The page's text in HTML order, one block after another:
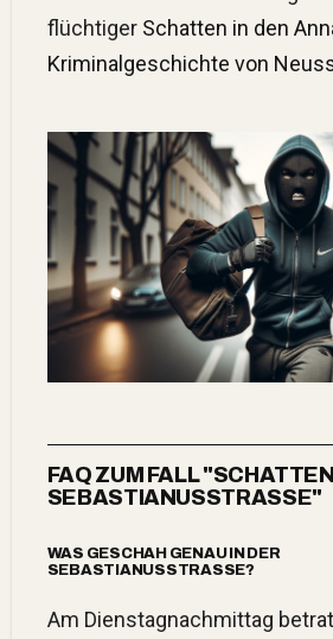
flüchtiger Schatten in den
Kriminalgeschichte von
FAQ ZUM FALL
SEBASTIANUSSTRASSE"
WAS GESCHAH GENAU IN DER
SEBASTIANUSSTRASSE?
Am Dienstagnachmittag betrat ein maskierter